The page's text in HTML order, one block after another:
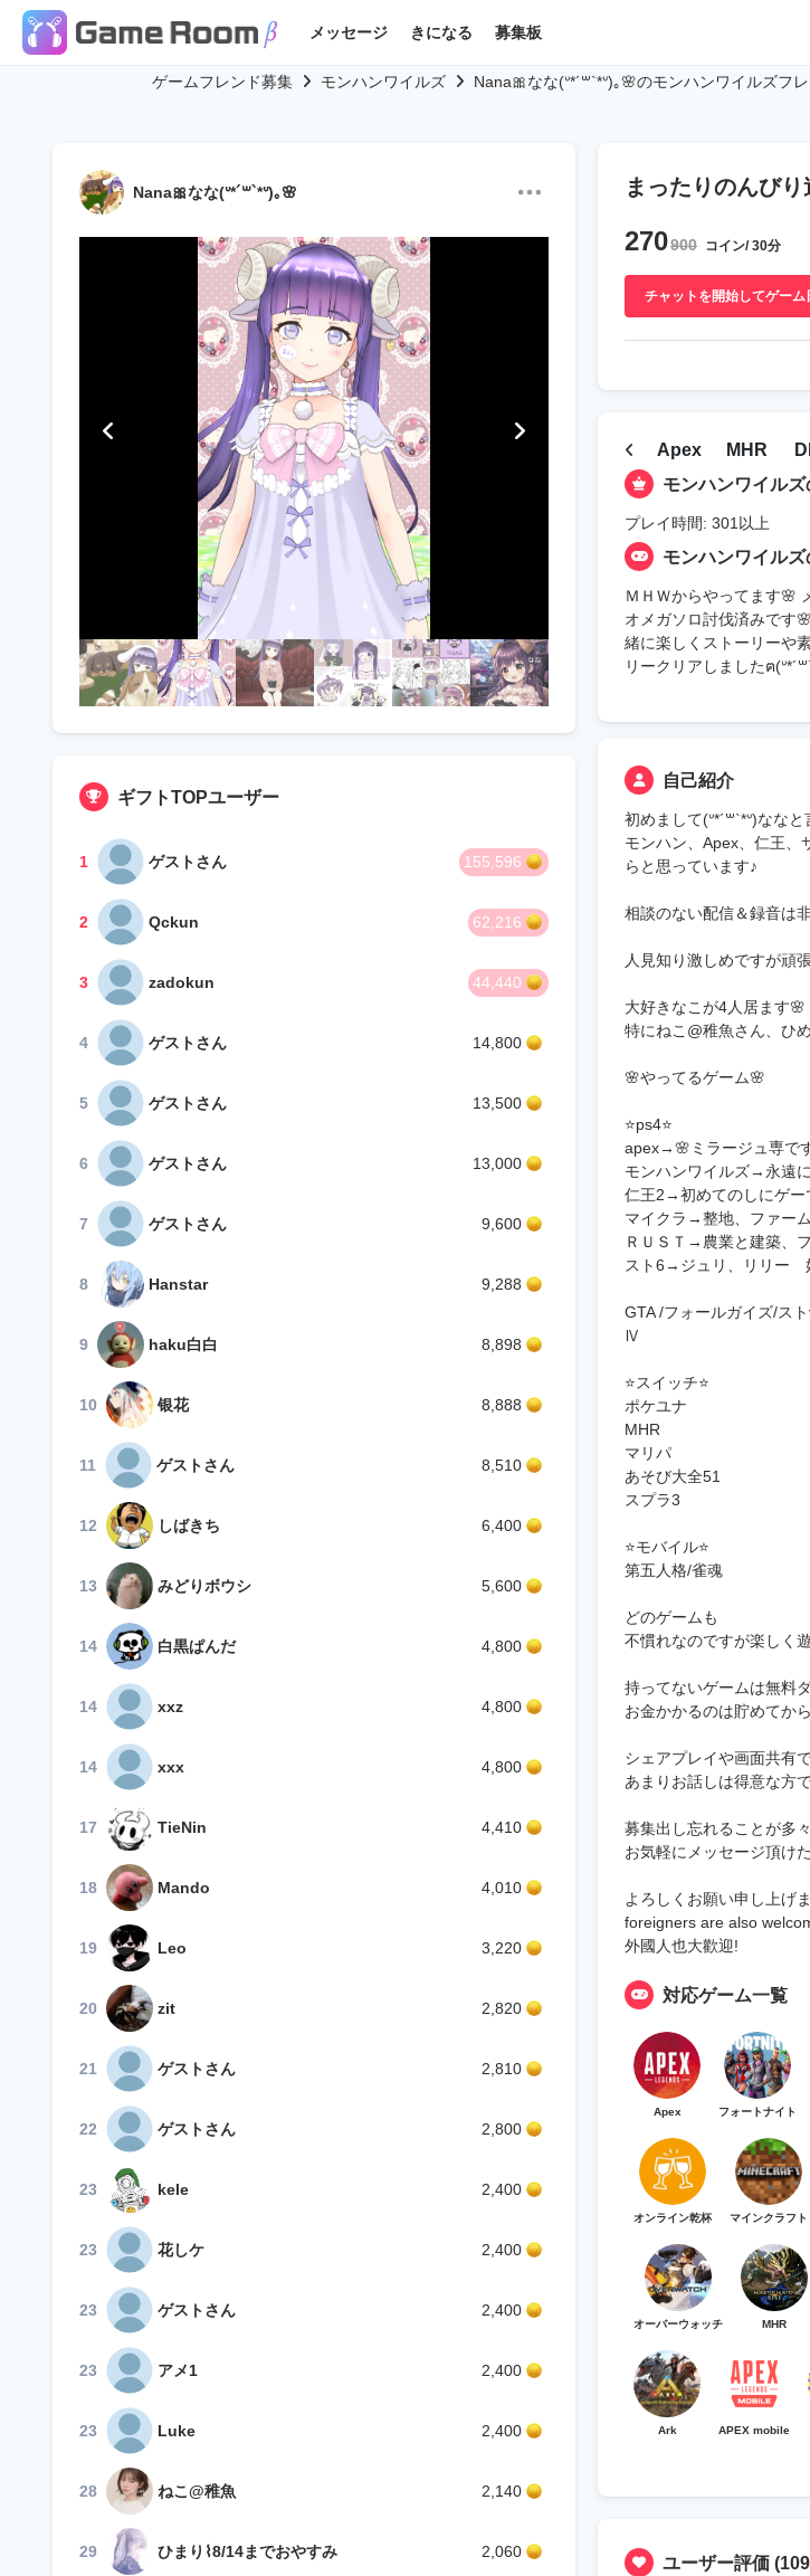
メッセージ きになる 募集板
ゲームフレンド募集 モンハンワイルズ Nana🎀なな(ᐡ*´꒳`*ᐡ)｡🌸のモンハンワイルズフ
Nana🎀なな(ᐡ*´꒳`*ᐡ)｡🌸
ギフトTOPユーザー
1 ゲストさん 155,596
2 Qckun 62,216
3 zadokun 44,440
4 ゲストさん 14,800
5 ゲストさん 13,500
6 ゲストさん 13,000
7 ゲストさん 9,600
8 Hanstar 9,288
9 haku白白 8,898
10 银花 8,888
11 ゲストさん 8,510
12 しばきち 6,400
13 みどりボウシ 5,600
14 白黒ぱんだ 4,800
14 xxz 4,800
14 xxx 4,800
17 TieNin 4,410
18 Mando 4,010
19 Leo 3,220
20 zit 2,820
21 ゲストさん 2,810
22 ゲストさん 2,800
23 kele 2,400
23 花しケ 2,400
23 ゲストさん 2,400
23 アメ1 2,400
23 Luke 2,400
28 ねこ@稚魚 2,140
29 ひまり⌇8/14までおやすみ 2,060
まったりのんび
270900 コイン/ 30分
チャットを開始してゲーム
Apex MHR
モンハンワイル
プレイ時間: 301以上
モンハンワイル
ＭＨＷからやってます🌸
オメガソロ討伐済みです
緒に楽しくストーリーや
リークリアしましたฅ
自己紹介
初めまして(ᐡ*´꒳`*ᐡ)なな
モンハン、Apex、仁王、
らと思っています♪
相談のない配信＆録音は
人見知り激しめですが頑
大好きなこが4人居ます🌸
特にねこ@稚魚さん、ひ
🌸やってるゲーム🌸
⭐️ps4⭐️
apex→🌸ミラージュ専で
モンハンワイルズ→永遠
仁王2→初めてのしにゲー
マイクラ→整地、ファー
ＲＵＳＴ→農業と建築、
スト6→ジュリ、リリー
GTA /フォールガイズ/ス
Ⅳ
⭐️スイッチ⭐️
ポケユナ
MHR
マリパ
あそび大全51
スプラ3
⭐️モバイル⭐️
第五人格/雀魂
どのゲームも
不慣れなのですが楽しく
持ってないゲームは無料
お金かかるのは貯めてか
シェアプレイや画面共有
あまりお話しは得意な方
募集出し忘れることが多
お気軽にメッセージ頂け
よろしくお願い申し上げ
foreigners are also
外國人也大歡迎!
対応ゲーム一覧
Apex フォートナイト
オンライン乾杯 マインクラフト
オーバーウォッチ MHR
Ark APEX mobile
ユーザー評価